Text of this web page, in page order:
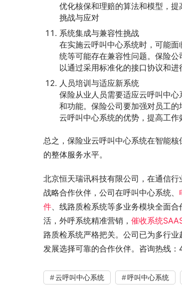
优化核保和理赔的算法和模型，
挑战与应对
系统集成与兼容性挑战
在实施云呼叫中心系统时，可能
统等可能存在兼容性问题。保险
以通过采用标准化的接口协议和进
人员培训与适应新系统
保险从业人员需要适应云呼叫中
和功能。保险公司要加强对员工
云呼叫中心系统的优势，提高工作
总之，保险业云呼叫中心系统在智能
的整体服务水平。
北京恒天瑞讯科技有限公司，在通信
战略合作伙伴，公司在呼叫中心系统、
件 、线路质检系统等多业务模块全面
活，外呼系统精准营销， 催收系统
路质检系统严格把关。公司已为多行
发展选择可靠的合作伙伴。咨询热线
云呼叫中心系统 呼叫中心系统